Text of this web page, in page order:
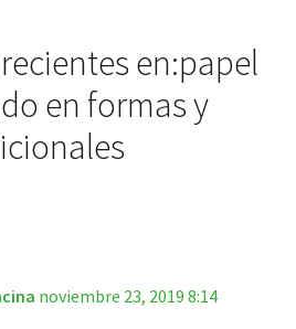
en:papel
en formas y
noviembre 23, 2019 8:14